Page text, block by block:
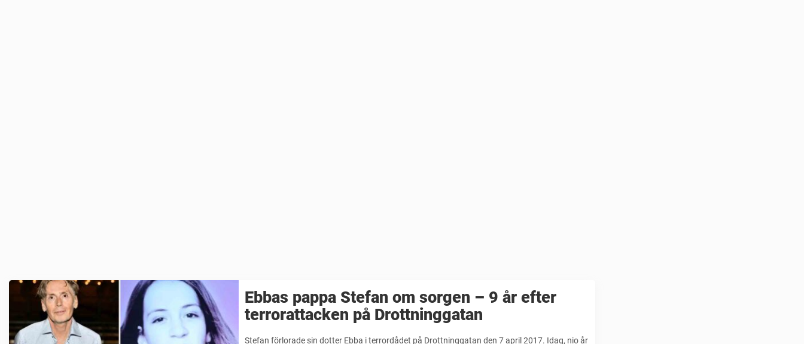
Ebbas pappa Stefan om sorgen – 9 år efter
terrorattacken på Drottninggatan
Stefan förlorade sin dotter Ebba i terrordådet på Drottninggatan den 7 april 2017. Idag, nio år